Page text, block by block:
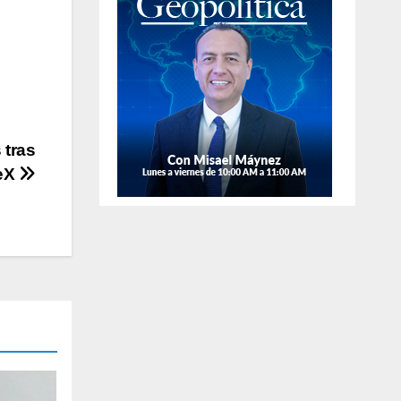
tras
vigente en
sectores de la
localidad.
un arma en la
colonia
Anáhuac.